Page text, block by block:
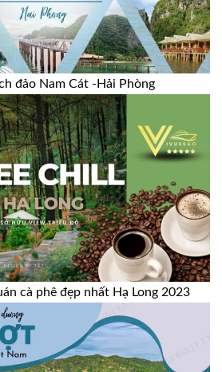
đảo Nam Cát -Hải Phòng
cà phê đẹp nhất Hạ Long 2023